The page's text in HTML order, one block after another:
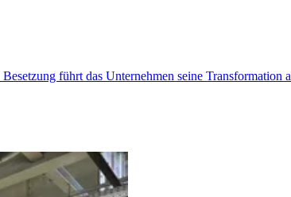
führt das Unternehmen seine Transformation